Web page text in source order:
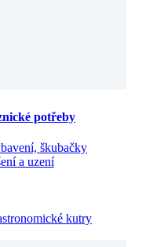
potřeby
škubačky
a uzení
kutry